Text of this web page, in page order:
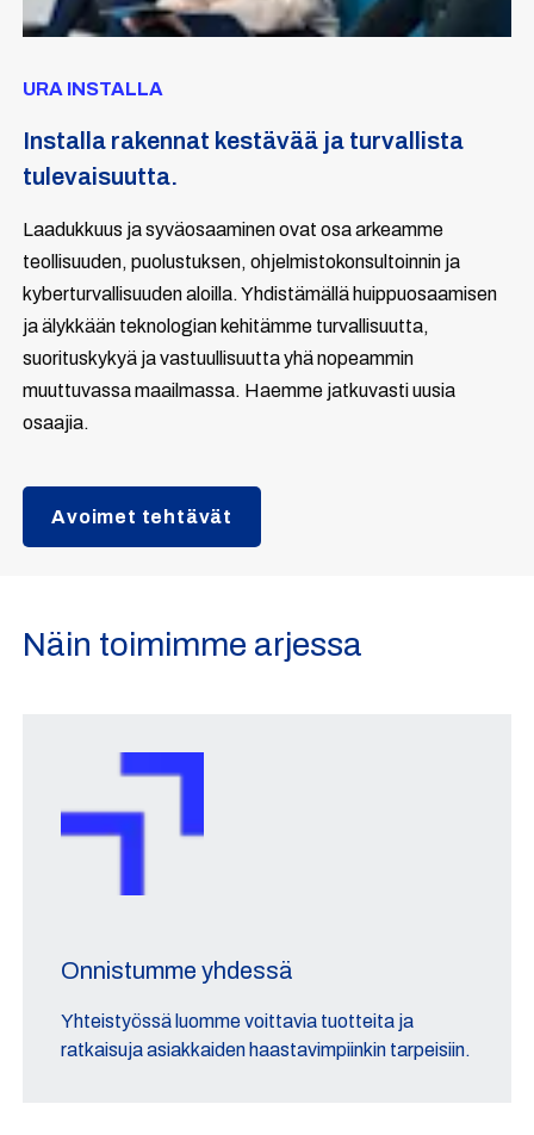
URA INSTALLA
Installa rakennat kestävää ja turvallista
tulevaisuutta.
Laadukkuus ja syväosaaminen ovat osa arkeamme
teollisuuden, puolustuksen, ohjelmistokonsultoinnin ja
kyberturvallisuuden aloilla. Yhdistämällä huippuosaamisen
ja älykkään teknologian kehitämme turvallisuutta,
suorituskykyä ja vastuullisuutta yhä nopeammin
muuttuvassa maailmassa. Haemme jatkuvasti uusia
osaajia.
Avoimet tehtävät
Näin toimimme arjessa
Onnistumme yhdessä
Yhteistyössä luomme voittavia tuotteita ja
ratkaisuja asiakkaiden haastavimpiinkin tarpeisiin.